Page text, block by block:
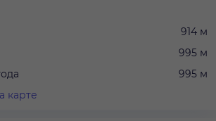
914 м
995 м
995 м
карте